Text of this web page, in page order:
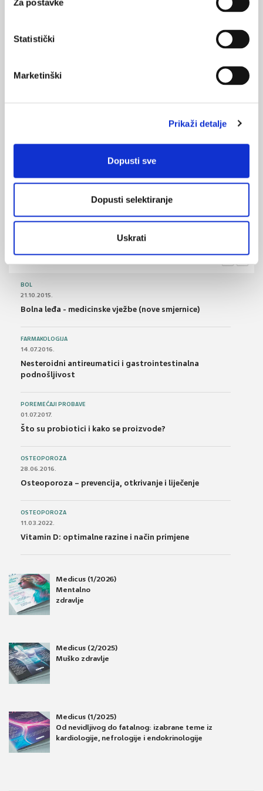
Za postavke
Statistički
Marketinški
Prikaži detalje
Dopusti sve
Dopusti selektiranje
Uskrati
Dijagnoza i klasifikacijski kriteriji Sjögrenovog
Dijagnoza Sjögrenovog sindroma i klasifikacijski
kriteriji
BOL
21.10.2015.
Bolna leđa - medicinske vježbe (nove smjernice)
FARMAKOLOGIJA
14.07.2016.
Nesteroidni antireumatici i gastrointestinalna
podnošljivost
POREMEĆAJI PROBAVE
01.07.2017.
Što su probiotici i kako se proizvode?
OSTEOPOROZA
28.06.2016.
Osteoporoza – prevencija, otkrivanje i liječenje
OSTEOPOROZA
11.03.2022.
Vitamin D: optimalne razine i način primjene
Medicus (1/2026)
Mentalno
zdravlje
Medicus (2/2025)
Muško zdravlje
Medicus (1/2025)
Od nevidljivog do fatalnog: izabrane teme iz
kardiologije, nefrologije i endokrinologije